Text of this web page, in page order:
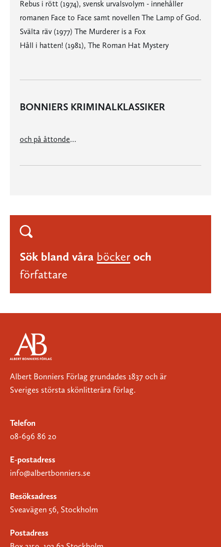
Rebus i rött (1974), svensk urvalsvolym - innehåller
romanen Face to Face samt novellen The Lamp of God.
Svälta räv (1977) The Murderer is a Fox
Håll i hatten! (1981), The Roman Hat Mystery
BONNIERS KRIMINALKLASSIKER
och på åttonde dagen...
Sök bland våra böcker och
författare
Albert Bonniers Förlag grundades 1837 och är
Sveriges största skönlitterära förlag.
Telefon
08-696 86 20
E-postadress
info@albertbonniers.se
Besöksadress
Sveavägen 56, Stockholm
Postadress